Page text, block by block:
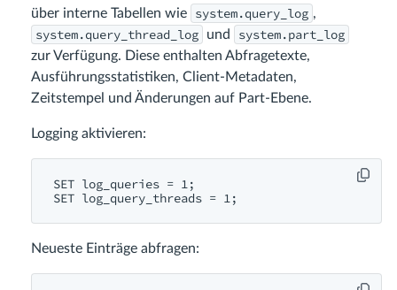
über interne Tabellen wie
system.query_log ,
system.query_thread_log und system.part_log
zur Verfügung. Diese enthalten Abfragetexte,
Ausführungsstatistiken, Client-Metadaten,
Zeitstempel und Änderungen auf Part-Ebene.
Logging aktivieren:
SET log_queries = 1;
Neueste Einträge abfragen: